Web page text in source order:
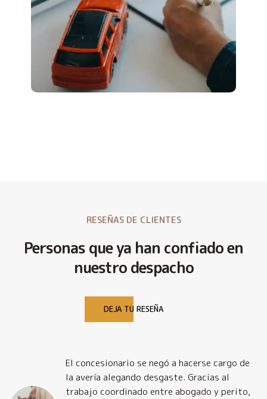
RESEÑAS DE CLIENTES
Personas que ya han confiado en
nuestro despacho
DEJA TU RESEÑA
El concesionario se negó a hacerse cargo de
la avería alegando desgaste. Gracias al
trabajo coordinado entre abogado y perito,